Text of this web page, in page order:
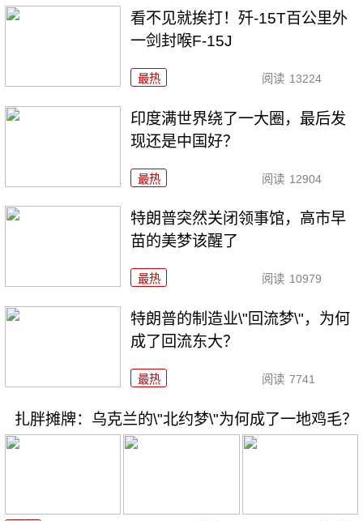
看不见就挨打！歼-15T百公里外
一剑封喉F-15J
最热 阅读 13224
印度满世界绕了一大圈，最后发
现还是中国好？
最热 阅读 12904
特朗普突然关闭领事馆，高市早
苗的美梦该醒了
最热 阅读 10979
特朗普的制造业\"回流梦\"，为何
成了回流东大？
最热 阅读 7741
扎胖摊牌：乌克兰的\"北约梦\"为何成了一地鸡毛？